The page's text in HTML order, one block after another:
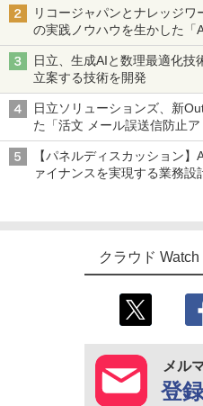
リコージャパンとナレッジ
の実践ノウハウを生かした「
日立、生成AIと数理最適化技
立案する技術を開発
日立ソリューションズ、新
た「活文 メール誤送信防止
【パネルディスカッション
ァイナンスを実現する業務
クラウド
メル
登